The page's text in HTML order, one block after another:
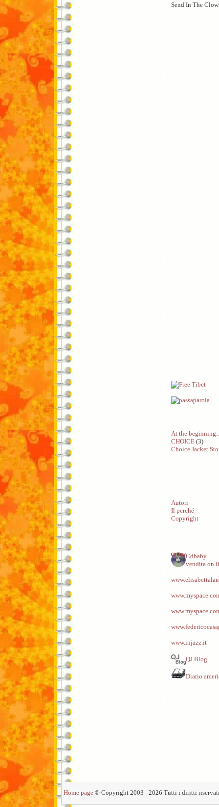
Send In The
At the
CHOICE (3)
Choice Jacket
Autori
Il perché
Copyright
Cdbaby
vendita on
www.injazz.it
QJ Blog
Diario
Home page © Copyright 2003 - 2026 Tutti i diritti